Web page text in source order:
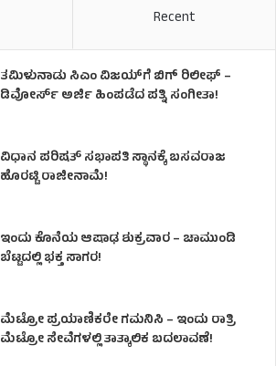
Recent
ತಮಿಳುನಾಡು ಸಿಎಂ ವಿಜಯ್‌ಗೆ ಬಿಗ್ ರಿಲೀಫ್ –
ಡಿವೋರ್ಸ್ ಅರ್ಜಿ ಹಿಂಪಡೆದ ಪತ್ನಿ ಸಂಗೀತಾ!
ವಿಧಾನ ಪರಿಷತ್ ಸಭಾಪತಿ ಸ್ಥಾನಕ್ಕೆ ಬಸವರಾಜ
ಹೊರಟ್ಟಿ ರಾಜೀನಾಮೆ!
ಇಂದು ಕೊನೆಯ ಆಷಾಢ ಶುಕ್ರವಾರ – ಚಾಮುಂಡಿ
ಬೆಟ್ಟದಲ್ಲಿ ಭಕ್ತ ಸಾಗರ!
ಮೆಟ್ರೋ ಪ್ರಯಾಣಿಕರೇ ಗಮನಿಸಿ – ಇಂದು ರಾತ್ರಿ
ಮೆಟ್ರೋ ಸೇವೆಗಳಲ್ಲಿ ತಾತ್ಕಾಲಿಕ ಬದಲಾವಣೆ!